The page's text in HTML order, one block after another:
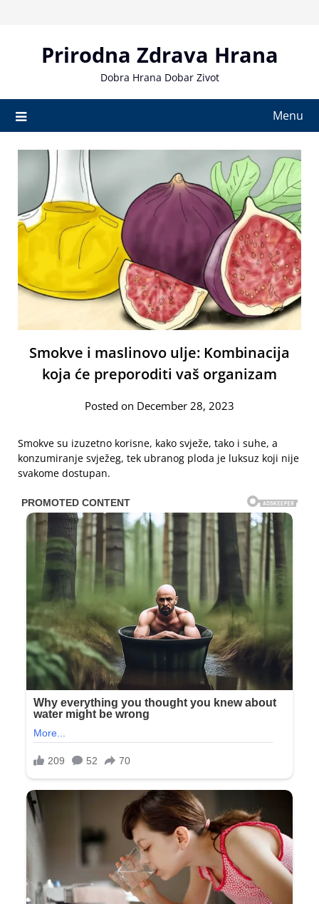
Prirodna Zdrava Hrana
Dobra Hrana Dobar Zivot
Menu
Smokve i maslinovo ulje: Kombinacija
koja će preporoditi vaš organizam
Posted on December 28, 2023
Smokve su izuzetno korisne, kako svježe, tako i suhe, a
konzumiranje svježeg, tek ubranog ploda je luksuz koji nije
svakome dostupan.